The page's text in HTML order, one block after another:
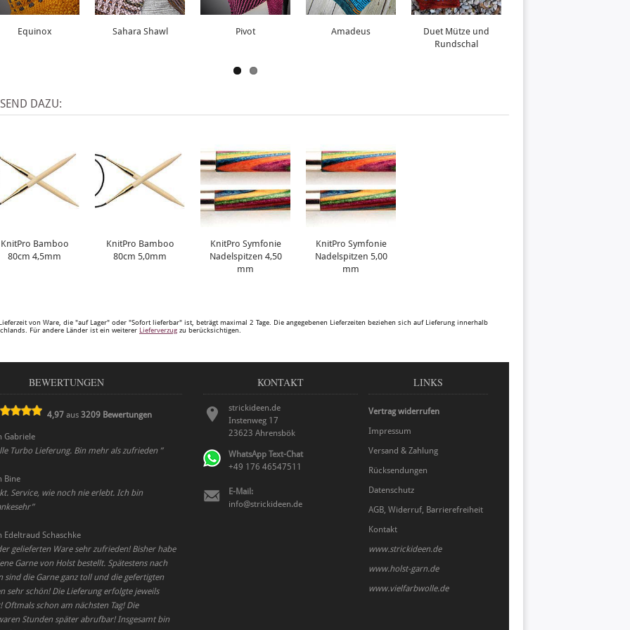
Equinox Sahara Shawl Pivot Amadeus
Duet Mütze und
Rundschal
DAZU:
KnitPro Bamboo
80cm 4,5mm
KnitPro Bamboo
80cm 5,0mm
KnitPro Symfonie
Nadelspitzen 4,50
mm
KnitPro Symfonie
Nadelspitzen 5,00
mm
von Ware, die "auf Lager" oder "Sofort lieferbar" ist, beträgt maximal 2 Tage. Die angegebenen Lieferzeiten beziehen sich auf Lieferung innerhalb
Für andere Länder ist ein weiterer Lieferverzug zu berücksichtigen.
BEWERTUNGEN
4,97 aus3209 Bewertungen
Gabriele
Turbo Lieferung. Bin mehr als zufrieden ”
Bine
Service, wie noch nie erlebt. Ich bin
”
Edeltraud Schaschke
gelieferten Ware sehr zufrieden! Bisher habe
Garne von Holst bestellt. Spätestens nach
sind die Garne ganz toll und die gefertigten
sehr schön! Die Lieferung erfolgte jeweils
schon am nächsten Tag! Die
Stunden später abrufbar! Insgesamt bin
KONTAKT
strickideen.de
Instenweg 17
23623 Ahrensbök
WhatsApp Text-Chat
+49 176 46547511
E-Mail:
info@strickideen.de
LINKS
Vertrag widerrufen
Impressum
Versand & Zahlung
Rücksendungen
Datenschutz
AGB, Widerruf, Barrierefreiheit
Kontakt
www.strickideen.de
www.holst-garn.de
www.vielfarbwolle.de